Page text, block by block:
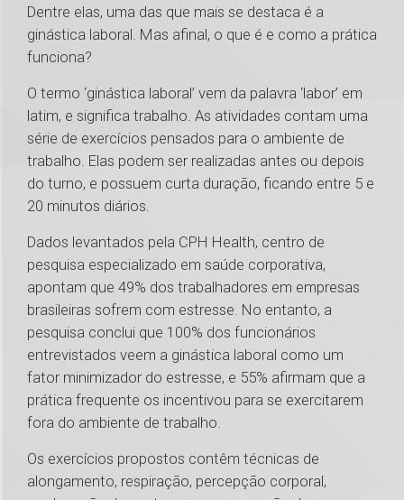
Dentre elas, uma das que mais se destaca é a
ginástica laboral. Mas afinal, o que é e como a prática
funciona?
O termo ‘ginástica laboral’ vem da palavra ‘labor’ em
latim, e significa trabalho. As atividades contam uma
série de exercícios pensados para o ambiente de
trabalho. Elas podem ser realizadas antes ou depois
do turno, e possuem curta duração, ficando entre 5 e
20 minutos diários.
Dados levantados pela CPH Health, centro de
pesquisa especializado em saúde corporativa,
apontam que 49% dos trabalhadores em empresas
brasileiras sofrem com estresse. No entanto, a
pesquisa conclui que 100% dos funcionários
entrevistados veem a ginástica laboral como um
fator minimizador do estresse, e 55% afirmam que a
prática frequente os incentivou para se exercitarem
fora do ambiente de trabalho.
Os exercícios propostos contêm técnicas de
alongamento, respiração, percepção corporal,